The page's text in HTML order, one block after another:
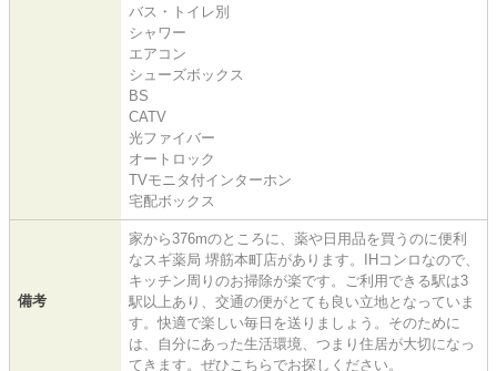
バス・トイレ別
シャワー
エアコン
シューズボックス
BS
CATV
光ファイバー
オートロック
TVモニタ付インターホン
宅配ボックス
備考
家から376mのところに、薬や日用品を買うのに便利
なスギ薬局 堺筋本町店があります。IHコンロなので、
キッチン周りのお掃除が楽です。ご利用できる駅は3
駅以上あり、交通の便がとても良い立地となっていま
す。快適で楽しい毎日を送りましょう。そのために
は、自分にあった生活環境、つまり住居が大切になっ
てきます。ぜひこちらでお探しください。